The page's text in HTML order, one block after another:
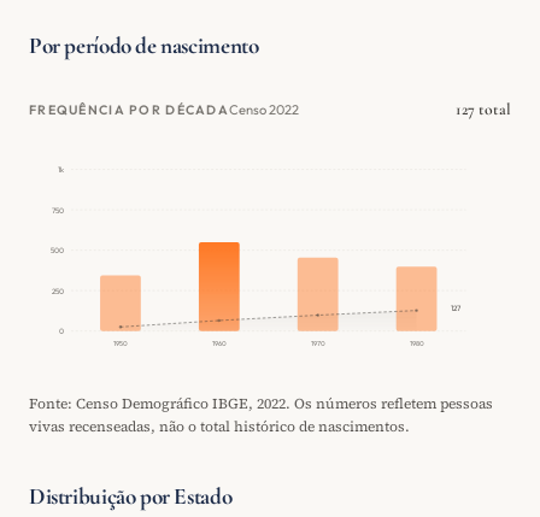
Por período de nascimento
FREQUÊNCIA POR DÉCADACenso 2022 127 total
0
250
500
750
1k
1950 1960 1970 1980
127
Fonte: Censo Demográfico IBGE, 2022. Os números refletem pessoas
vivas recenseadas, não o total histórico de nascimentos.
Distribuição por Estado